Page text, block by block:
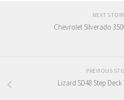
NEXT STORY
Chevrolet Silverado
PREVIOUS
Lizard SD48 Step Deck